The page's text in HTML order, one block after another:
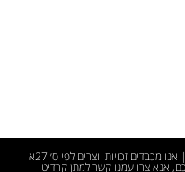
2023 © כל הזכויות שמורות - בראש החדשות | אנו מכבדים זכויות יוצרים לפי ס׳ 27א
אנא צרו עמנו קשר למתן קרדיט